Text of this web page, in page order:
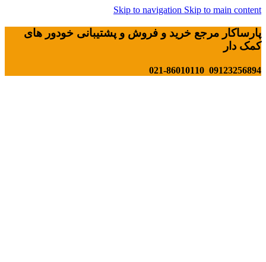
Skip to navigation Skip to main content
پارساکار مرجع خرید و فروش و پشتیبانی خودور های
کمک دار
09123256894 021-86010110